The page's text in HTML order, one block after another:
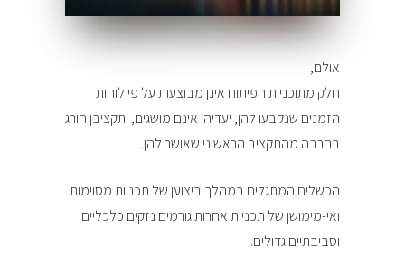
אולם,
חלק מתוכניות הפיתוח אינן מבוצעות על פי לוחות
הזמנים שנקבעו להן, יעדיהן אינם מושגים, ותקציבן חורג
בהרבה מהתקציב הראשוני שאושר להן.
הכשלים המתגלים במהלך ביצוען של תכניות מסוימות
ואי-מימושן של תכניות אחרות גורמים נזקים כלכליים
וסביבתיים גדולים.